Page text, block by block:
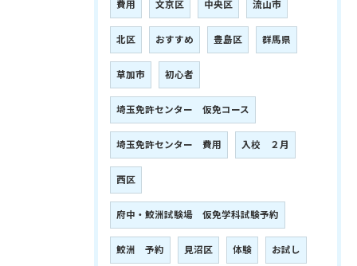
費用 文京区 中央区 流山市
北区 おすすめ 豊島区 群馬県
草加市 初心者
埼玉免許センター 仮免コース
埼玉免許センター 費用 入校 ２月
西区
府中・鮫洲試験場 仮免学科試験予約
鮫洲 予約 見沼区 体験 お試し